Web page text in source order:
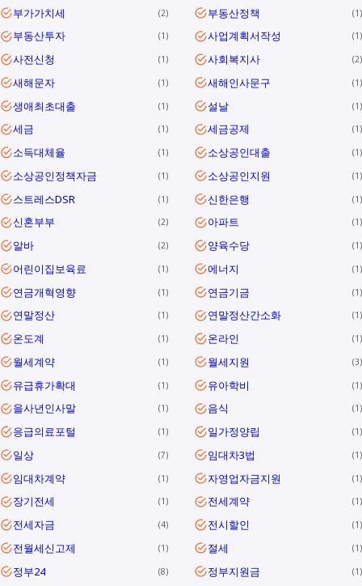
부가가치세 2 부동산정책 1
부동산투자 1 사업계획서작성 1
사전신청 1 사회복지사 2
새해문자 1 새해인사문구 1
생애최초대출 1 설날 1
세금 1 세금공제 1
소득대체율 1 소상공인대출 1
소상공인정책자금 1 소상공인지원 1
스트레스DSR 1 신한은행 1
신혼부부 2 아파트 1
알바 2 양육수당 1
어린이집보육료 1 에너지 1
연금개혁영향 1 연금기금 1
연말정산 1 연말정산간소화 1
온도계 1 온라인 1
월세계약 1 월세지원 3
유급휴가확대 1 유아학비 1
을사년인사말 1 음식 1
응급의료포털 1 일가정양립 1
일상 7 임대차3법 1
임대차계약 1 자영업자금지원 1
장기전세 1 전세계약 1
전세자금 4 전시할인 1
전월세신고제 1 절세 1
정부24 8 정부지원금 1